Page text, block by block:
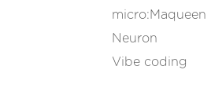
micro:Maqueen
Neuron
Vibe coding